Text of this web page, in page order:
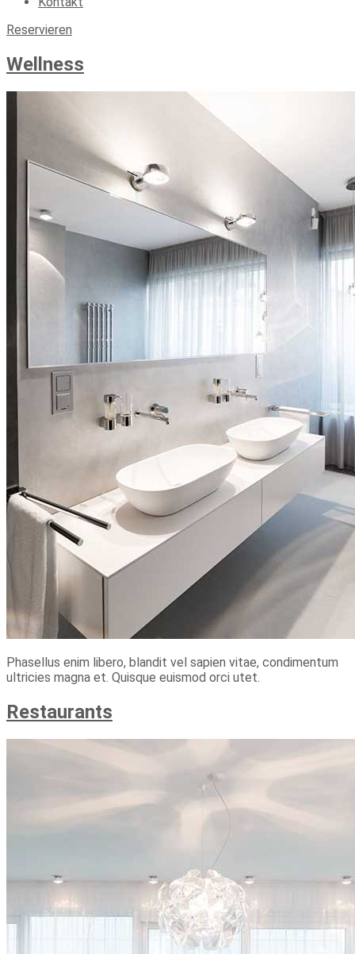
Reservieren
Wellness
Phasellus enim libero, blandit vel sapien vitae, condimentum
ultricies magna et. Quisque euismod orci utet.
Restaurants